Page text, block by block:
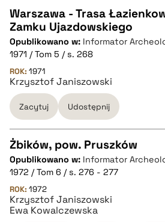
pobierz cytat
CZYSTY TEKST
pobierz cytat
BIBTEX
pobierz cytat
Warszawa - Trasa
Zamku Ujazdowskiego
Opublikowano w: Informator
1971 / Tom 5 / s. 268
ROK: 1971
Krzysztof Janiszowski
Zacytuj Udostępnij
CZYSTY TEKST
pobierz cytat
Żbików, pow. Pruszków
Opublikowano w: Informator
1972 / Tom 6 / s. 276 - 277
ROK: 1972
Krzysztof Janiszowski
Ewa Kowalczewska